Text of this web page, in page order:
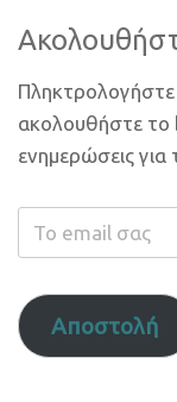
ακολουθήστε το
ενημερώσεις για
Το
email
Αποστολή